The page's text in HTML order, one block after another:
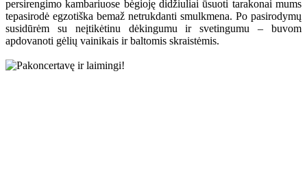
persirengimo kambariuose bėgioję didžiuliai ūsuoti tarakonai mums
tepasirodė egzotiška bemaž netrukdanti smulkmena. Po pasirodymų
susidūrėm su neįtikėtinu dėkingumu ir svetingumu – buvom
apdovanoti gėlių vainikais ir baltomis skraistėmis.